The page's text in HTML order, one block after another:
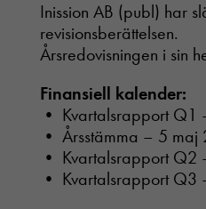
Inission AB (publ) har
revisionsberättelsen.
Årsredovisningen i sin
Finansiell kalender:
• Kvartalsrapport Q1
• Årsstämma – 5 maj
• Kvartalsrapport Q2
• Kvartalsrapport Q3